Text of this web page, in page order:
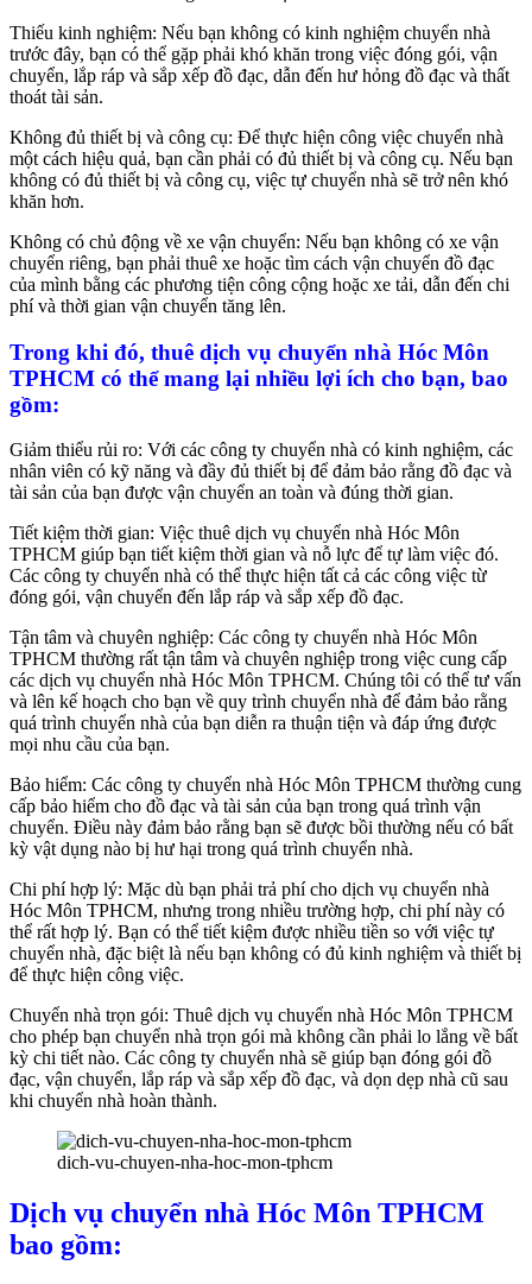
Thiếu kinh nghiệm: Nếu bạn không có kinh nghiệm chuyển nhà
trước đây, bạn có thể gặp phải khó khăn trong việc đóng gói, vận
chuyển, lắp ráp và sắp xếp đồ đạc, dẫn đến hư hỏng đồ đạc và thất
thoát tài sản.
Không đủ thiết bị và công cụ: Để thực hiện công việc chuyển nhà
một cách hiệu quả, bạn cần phải có đủ thiết bị và công cụ. Nếu bạn
không có đủ thiết bị và công cụ, việc tự chuyển nhà sẽ trở nên khó
khăn hơn.
Không có chủ động về xe vận chuyển: Nếu bạn không có xe vận
chuyển riêng, bạn phải thuê xe hoặc tìm cách vận chuyển đồ đạc
của mình bằng các phương tiện công cộng hoặc xe tải, dẫn đến chi
phí và thời gian vận chuyển tăng lên.
Trong khi đó, thuê dịch vụ chuyển nhà Hóc Môn
TPHCM có thể mang lại nhiều lợi ích cho bạn, bao
gồm:
Giảm thiểu rủi ro: Với các công ty chuyển nhà có kinh nghiệm, các
nhân viên có kỹ năng và đầy đủ thiết bị để đảm bảo rằng đồ đạc và
tài sản của bạn được vận chuyển an toàn và đúng thời gian.
Tiết kiệm thời gian: Việc thuê dịch vụ chuyển nhà Hóc Môn
TPHCM giúp bạn tiết kiệm thời gian và nỗ lực để tự làm việc đó.
Các công ty chuyển nhà có thể thực hiện tất cả các công việc từ
đóng gói, vận chuyển đến lắp ráp và sắp xếp đồ đạc.
Tận tâm và chuyên nghiệp: Các công ty chuyển nhà Hóc Môn
TPHCM thường rất tận tâm và chuyên nghiệp trong việc cung cấp
các dịch vụ chuyển nhà Hóc Môn TPHCM. Chúng tôi có thể tư vấn
và lên kế hoạch cho bạn về quy trình chuyển nhà để đảm bảo rằng
quá trình chuyển nhà của bạn diễn ra thuận tiện và đáp ứng được
mọi nhu cầu của bạn.
Bảo hiểm: Các công ty chuyển nhà Hóc Môn TPHCM thường cung
cấp bảo hiểm cho đồ đạc và tài sản của bạn trong quá trình vận
chuyển. Điều này đảm bảo rằng bạn sẽ được bồi thường nếu có bất
kỳ vật dụng nào bị hư hại trong quá trình chuyển nhà.
Chi phí hợp lý: Mặc dù bạn phải trả phí cho dịch vụ chuyển nhà
Hóc Môn TPHCM, nhưng trong nhiều trường hợp, chi phí này có
thể rất hợp lý. Bạn có thể tiết kiệm được nhiều tiền so với việc tự
chuyển nhà, đặc biệt là nếu bạn không có đủ kinh nghiệm và thiết bị
để thực hiện công việc.
Chuyển nhà trọn gói: Thuê dịch vụ chuyển nhà Hóc Môn TPHCM
cho phép bạn chuyển nhà trọn gói mà không cần phải lo lắng về bất
kỳ chi tiết nào. Các công ty chuyển nhà sẽ giúp bạn đóng gói đồ
đạc, vận chuyển, lắp ráp và sắp xếp đồ đạc, và dọn dẹp nhà cũ sau
khi chuyển nhà hoàn thành.
dich-vu-chuyen-nha-hoc-mon-tphcm
Dịch vụ chuyển nhà Hóc Môn TPHCM
bao gồm: